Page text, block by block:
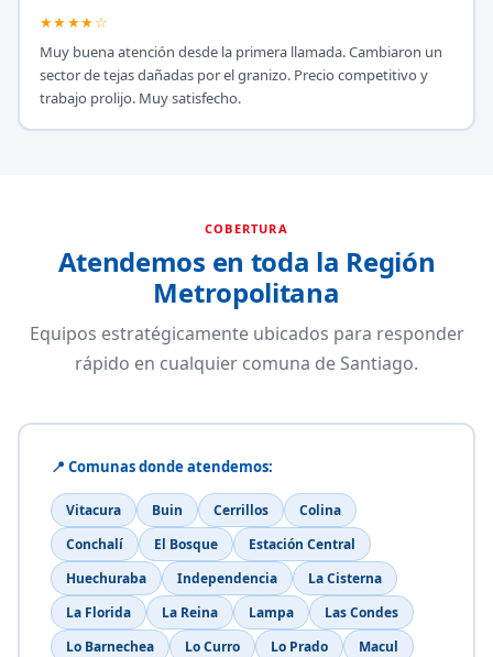
★★★★☆
Muy buena atención desde la primera llamada. Cambiaron un
sector de tejas dañadas por el granizo. Precio competitivo y
trabajo prolijo. Muy satisfecho.
COBERTURA
Atendemos en toda la Región
Metropolitana
Equipos estratégicamente ubicados para responder
rápido en cualquier comuna de Santiago.
📍 Comunas donde atendemos:
Vitacura Buin Cerrillos
Colina
Conchalí
El Bosque
Estación Central
Huechuraba
Independencia
La Cisterna
La Florida
La Reina Lampa
Las Condes
Lo Barnechea
Lo Curro Lo Prado
Macul